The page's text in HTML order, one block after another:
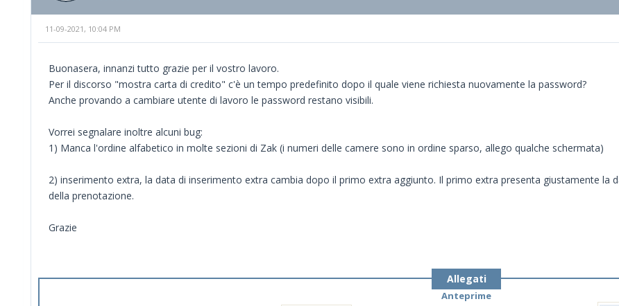
11-09-2021, 10:04 PM
Buonasera, innanzi tutto grazie per il vostro lavoro.
Per il discorso "mostra carta di credito" c'è un tempo predefinito dopo il quale viene richiesta nuovamente la password?
Anche provando a cambiare utente di lavoro le password restano visibili.
Vorrei segnalare inoltre alcuni bug:
1) Manca l'ordine alfabetico in molte sezioni di Zak (i numeri delle camere sono in ordine sparso, allego qualche schermata)
2) inserimento extra, la data di inserimento extra cambia dopo il primo extra aggiunto. Il primo extra presenta giustamente la
della prenotazione.
Grazie
Allegati
Anteprime